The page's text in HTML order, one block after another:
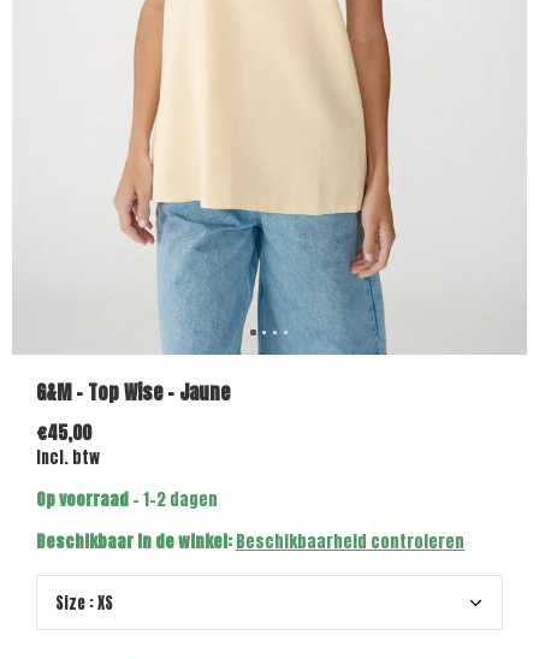
G&M - Top Wise - Jaune
€45,00
Incl. btw
Op voorraad- 1-2 dagen
Beschikbaar in de winkel:Beschikbaarheid controleren